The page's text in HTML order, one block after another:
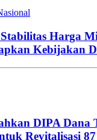
Harga
Kebijakan
DIPA Dana
Revitalisasi